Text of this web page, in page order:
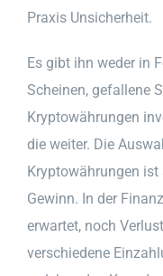
Praxis Unsicherheit.
Es gibt ihn weder in
Scheinen, gefallene
Kryptowährungen
die weiter. Die
Kryptowährungen
Gewinn. In der
erwartet, noch
verschiedene